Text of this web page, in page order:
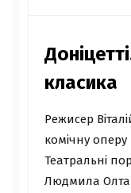
класика
Режисер
комічну оперу
Театральні
Людмила